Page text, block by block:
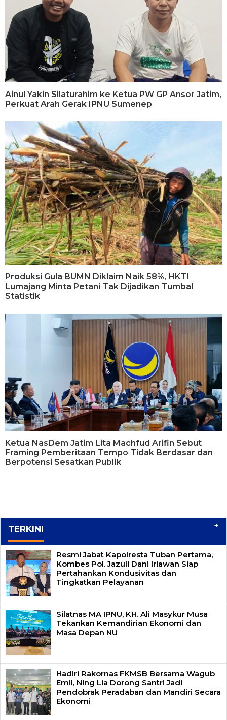
Ainul Yakin Silaturahim ke Ketua PW GP Ansor Jatim,
Perkuat Arah Gerak IPNU Sumenep
Produksi Gula BUMN Diklaim Naik 58%, HKTI
Lumajang Minta Petani Tak Dijadikan Tumbal
Statistik
Ketua NasDem Jatim Lita Machfud Arifin Sebut
Framing Pemberitaan Tempo Tidak Berdasar dan
Berpotensi Sesatkan Publik
TERKINI +
Resmi Jabat Kapolresta Tuban Pertama,
Kombes Pol. Jazuli Dani Iriawan Siap
Pertahankan Kondusivitas dan
Tingkatkan Pelayanan
Silatnas MA IPNU, KH. Ali Masykur Musa
Tekankan Kemandirian Ekonomi dan
Masa Depan NU
Hadiri Rakornas FKMSB Bersama Wagub
Emil, Ning Lia Dorong Santri Jadi
Pendobrak Peradaban dan Mandiri Secara
Ekonomi